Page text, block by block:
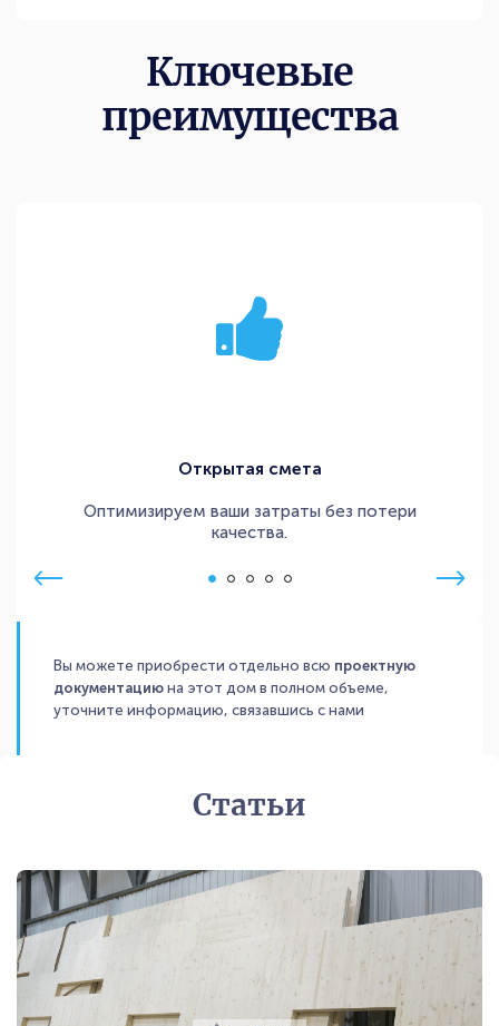
Ключевые
преимущества
Открытая смета
Оптимизируем ваши затраты без потери
качества.
Вы можете приобрести отдельно всю проектную
документацию на этот дом в полном объеме,
уточните информацию, связавшись с нами
Статьи